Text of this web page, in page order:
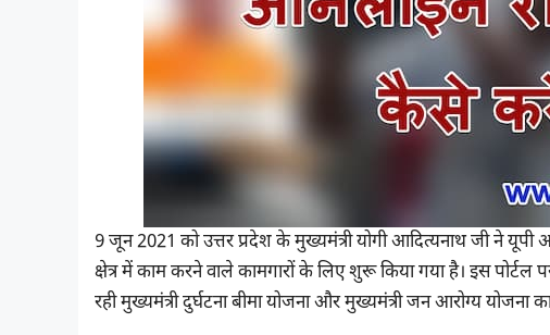
9 जून 2021 को उत्तर प्रदेश के मुख्यमंत्री योगी आदित्यनाथ जी ने
क्षेत्र में काम करने वाले कामगारों के लिए शुरू किया गया है। इस
रही मुख्यमंत्री दुर्घटना बीमा योजना और मुख्यमंत्री जन आरोग्य योजना